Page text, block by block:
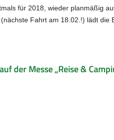
für 2018, wieder planmäßig
Fahrt am 18.02.!) lädt die
der Messe „Reise &